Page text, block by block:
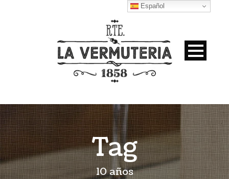
Tag
10 años
Español